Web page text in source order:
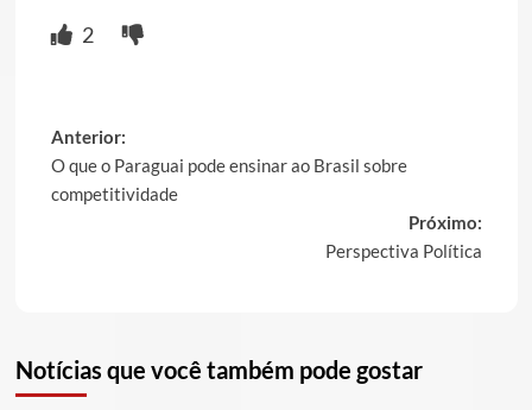
2
Post
navigation
Anterior:
O que o Paraguai pode ensinar ao Brasil sobre
competitividade
Próximo:
Perspectiva Política
Notícias que você também pode gostar